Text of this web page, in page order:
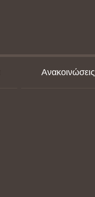
Ανακοινώσεις